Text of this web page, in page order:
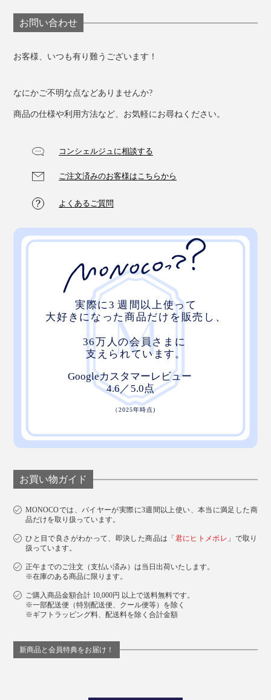
袋入りです。
ル付近で採掘される、高品質のヒマラヤ岩塩。
世界最高峰で採掘されるミネラル豊富な岩塩は、インド
やネパールでは、古来より、肌にいい薬塩として重宝さ
れてきました。
『MANGETSU（満月）』はピンクソルトを、
『SINGETSU（新月）』はクリスタルソルトを。
どちらも、ナトリウム・カルシウム・鉄・リン・マグネ
シウム・カリウム・亜鉛・ケイ素・イオウといった、10
種類のミネラルがたっぷり。
『SINGETSU（新月）』をひと袋、湯船に入れてくださ
い。ハーブの香りが一瞬フワッと広がって、だんだん落
お問い合わせ
お客様、いつも有り難うございます！
なにかご不明な点などありませんか?
商品の仕様や利用方法など、お気軽にお尋ねください。
コンシェルジュに相談する
ご注文済みのお客様はこちらから
よくあるご質問
お買い物ガイド
MONOCOでは、バイヤーが実際に3週間以上使い、本当に満足した商
品だけを取り扱っています。
ひと目で良さがわかって、即決した商品は「 君にヒトメボレ 」で取り
扱っています。
正午までのご注文（支払い済み）は当日出荷いたします。
※在庫のある商品に限ります。
ご購入商品金額合計 10,000円 以上で送料無料です。
※一部配送便（特別配送便、クール便等）を除く
※ギフトラッピング料、配送料を除く合計金額
新商品と会員特典をお届け！